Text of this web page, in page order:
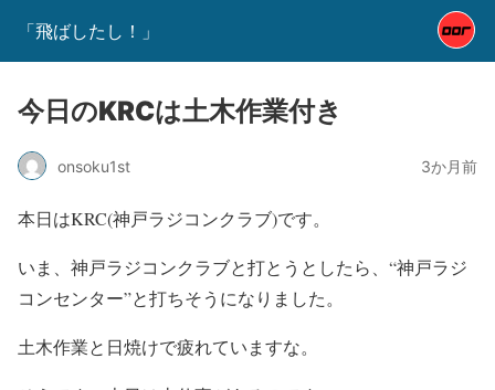
「飛ばしたし！」
今日のKRCは土木作業付き
onsoku1st 3か月前
本日はKRC(神戸ラジコンクラブ)です。
いま、神戸ラジコンクラブと打とうとしたら、“神戸ラジ
コンセンター”と打ちそうになりました。
土木作業と日焼けで疲れていますな。